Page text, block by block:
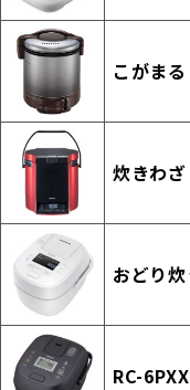
こがま
炊きわ
おどり
RC-6PXX